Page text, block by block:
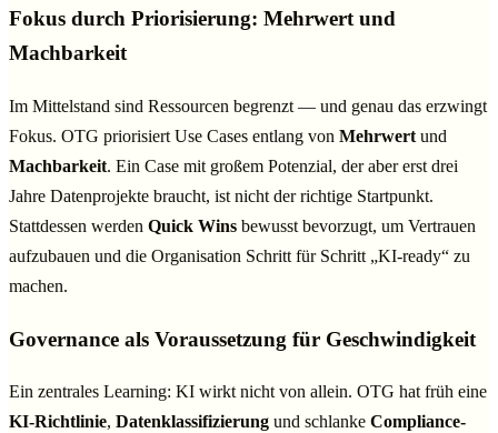
Fokus durch Priorisierung: Mehrwert und
Machbarkeit
Im Mittelstand sind Ressourcen begrenzt — und genau das erzwingt
Fokus. OTG priorisiert Use Cases entlang von Mehrwert und
Machbarkeit. Ein Case mit großem Potenzial, der aber erst drei
Jahre Datenprojekte braucht, ist nicht der richtige Startpunkt.
Stattdessen werden Quick Wins bewusst bevorzugt, um Vertrauen
aufzubauen und die Organisation Schritt für Schritt „KI-ready“ zu
machen.
Governance als Voraussetzung für Geschwindigkeit
Ein zentrales Learning: KI wirkt nicht von allein. OTG hat früh eine
KI-Richtlinie, Datenklassifizierung und schlanke Compliance-